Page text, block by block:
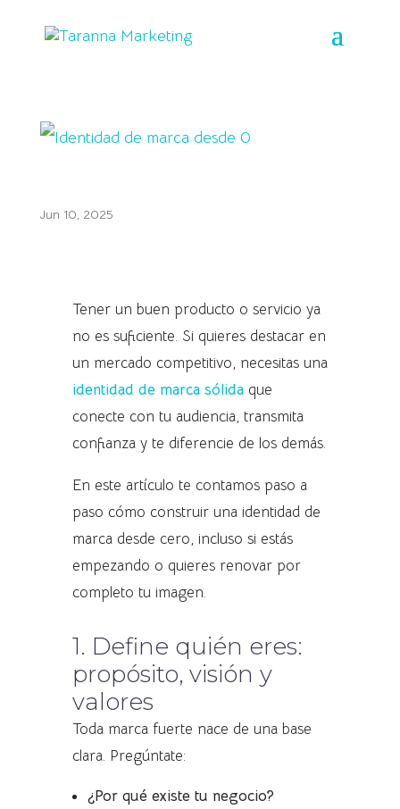
Jun 10, 2025
Tener un buen producto o servicio ya
no es suficiente. Si quieres destacar en
un mercado competitivo, necesitas una
identidad de marca sólidaque
conecte con tu audiencia, transmita
confianza y te diferencie de los demás.
En este artículo te contamos paso a
paso cómo construir una identidad de
marca desde cero, incluso si estás
empezando o quieres renovar por
completo tu imagen.
1. Define quién eres:
propósito, visión y
valores
Toda marca fuerte nace de una base
clara. Pregúntate:
¿Por qué existe tu negocio?